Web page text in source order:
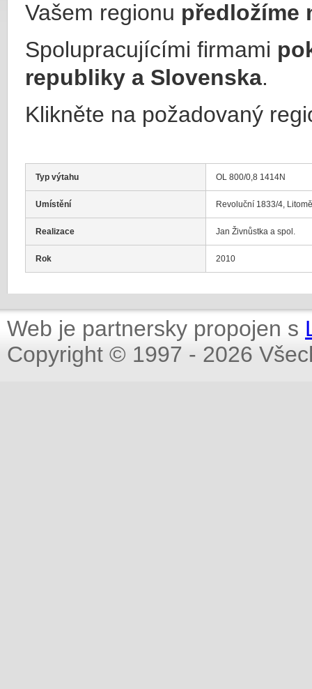
Vašem regionu předložíme
Spolupracujícími firmami
republiky a Slovenska.
Klikněte na požadovaný
Typ výtahu OL 800/0,8 1414N
Umístění Revoluční 1833/4,
Realizace Jan Živnůstka a spol.
Rok 2010
Web je partnersky propojen s
Copyright © 1997 - 2026